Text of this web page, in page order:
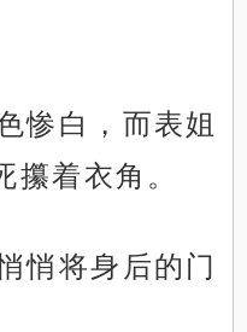
惨白，而表姐
攥着衣角。
悄将身后的门